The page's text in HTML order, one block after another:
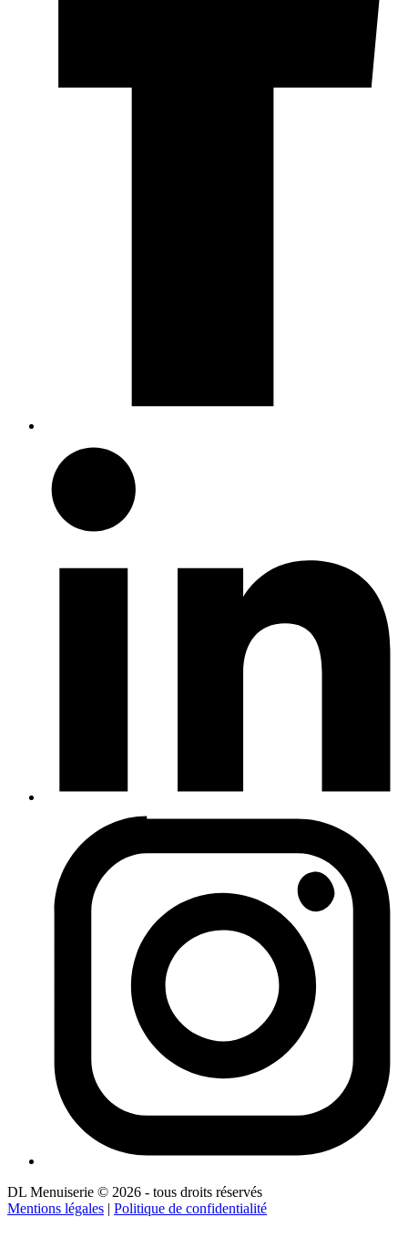
DL Menuiserie © 2026 - tous droits réservés
Mentions légales | Politique de confidentialité